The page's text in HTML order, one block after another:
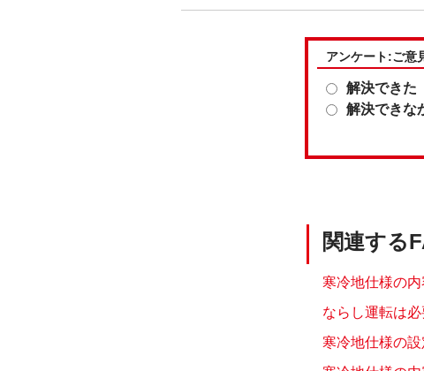
アンケート:ご意
解決できた
解決できな
関連する
寒冷地仕様の
ならし運転は必
寒冷地仕様の